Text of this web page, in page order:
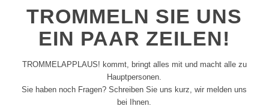
TROMMELN SIE UNS
EIN PAAR ZEILEN!
TROMMELAPPLAUS! kommt, bringt alles mit und macht alle zu
Hauptpersonen.
Sie haben noch Fragen? Schreiben Sie uns kurz, wir melden uns
bei Ihnen.